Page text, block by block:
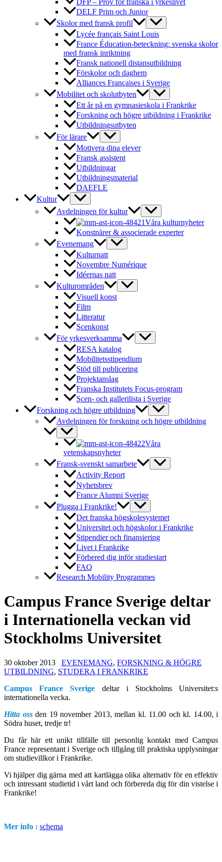
DFP – Prov för franska i yrkeslivet
DELF Prim och Junior
Skolor med fransk profil
Lycée français Saint Louis
France Éducation-beteckning: svenska skolor
med fransk inriktning
Fransk nationell distansutbildning
Förskolor och daghem
Alliances Françaises i Sverige
Mobilitet och skolutbyten
Ett år på en gymnasieskola i Frankrike
Forskning och högre utbildning i Frankrike
Utbildningsutbyten
För lärare
Motivera dina elever
Fransk assistent
Utbildningar
Utbildningsmaterial
DAEFLE
Kultur
Avdelningen för kultur
Våra kulturnyheter
Konstnärer & associerade experter
Evenemang
Kulturnatt
Novembre Numérique
Idéernas natt
Kulturområden
Visuell konst
Film
Litteratur
Scenkonst
För yrkesverksamma
RESA katalog
Mobilitetsstipendium
Stöd till publicering
Projektanslag
Franska Institutets Focus-program
Scen- och gallerilista i Sverige
Forskning och högre utbildning
Avdelningen för forskning och högre utbildning
Våra
vetenskapsnyheter
Fransk-svenskt samarbete
Activity Report
Nyhetsbrev
France Alumni Sverige
Plugga i Frankrike!
Det franska högskolesystemet
Universitet och högskolor i Frankrike
Stipendier och finansiering
Livet i Frankrike
Förbered dig inför studiestart
FAQ
Research Mobility Programmes
Campus France Sverige deltar
i Internationella veckan vid
Stockholms Universitet
30 oktober 2013 EVENEMANG, FORSKNING & HÖGRE
UTBILDNING, STUDERA I FRANKRIKE
Campus France Sverige deltar i Stockholms Universitet:s
internationella vecka.
Hitta ossden 19 november 2013, mellan kl. 11.00 och kl. 14.00, i
Södra huset, tredje tr!
Du får här ett unikt tillfälle till personlig kontakt med Campus
France representant i Sverige och tillgång till praktiska upplysningar
om studievillkor i Frankrike.
Vi hjälper dig gärna med att kartlägga olika alternativ för en effektiv
och intressant studietid i vårt land och förbereda dig för din vistelse i
Frankrike!
Mer info : schema